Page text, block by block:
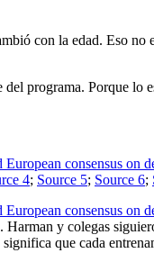
con la edad. Eso no
programa. Porque lo
European consensus on
4; Source 5; Source 6;
European consensus on
y colegas
que cada